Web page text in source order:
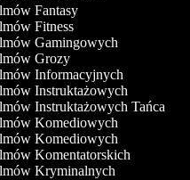
Fantasy
Fitness
Gamingowych
Grozy
Informacyjnych
Instruktażowych
Instruktażowych Tańca
Komediowych
Komediowych
Komentatorskich
Kryminalnych